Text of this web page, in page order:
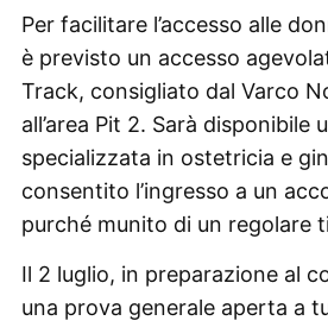
Per facilitare l’accesso alle
è previsto un accesso
Track, consigliato dal Varco
all’area Pit 2. Sarà disponibile
specializzata in ostetricia e
consentito l’ingresso a un
purché munito di un regolare
Il 2 luglio, in preparazione al
una prova generale aperta a